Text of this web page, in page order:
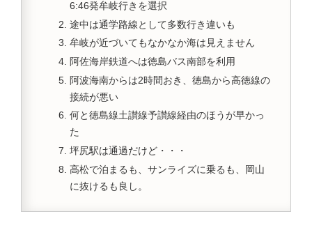
6:46発牟岐行きを選択
途中は通学路線として多数行き違いも
牟岐が近づいてもなかなか海は見えません
阿佐海岸鉄道へは徳島バス南部を利用
阿波海南からは2時間おき、徳島から高徳線の
接続が悪い
何と徳島線土讃線予讃線経由のほうが早かっ
た
坪尻駅は通過だけど・・・
高松で泊まるも、サンライズに乗るも、岡山
に抜けるも良し。